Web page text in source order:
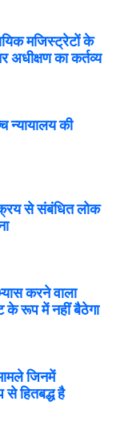
मजिस्ट्रेटों के
अधीक्षण का कर्तव्य
की
से संबंधित लोक
करने वाला
के रूप में नहीं बैठेगा
जिनमें
से हितबद्ध है